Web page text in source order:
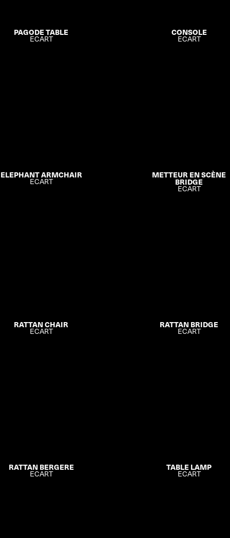
PAGODE TABLE
ECART
CONSOLE
ECART
ELEPHANT ARMCHAIR
ECART
METTEUR EN SCÈNE
BRIDGE
ECART
RATTAN CHAIR
ECART
RATTAN BRIDGE
ECART
RATTAN BERGERE
ECART
TABLE LAMP
ECART